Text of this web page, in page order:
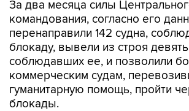
перенаправили 142 судна,
блокаду, вывели из строя девять
соблюдавших ее, и позволили
коммерческим судам,
гуманитарную помощь, пройти
блокады.